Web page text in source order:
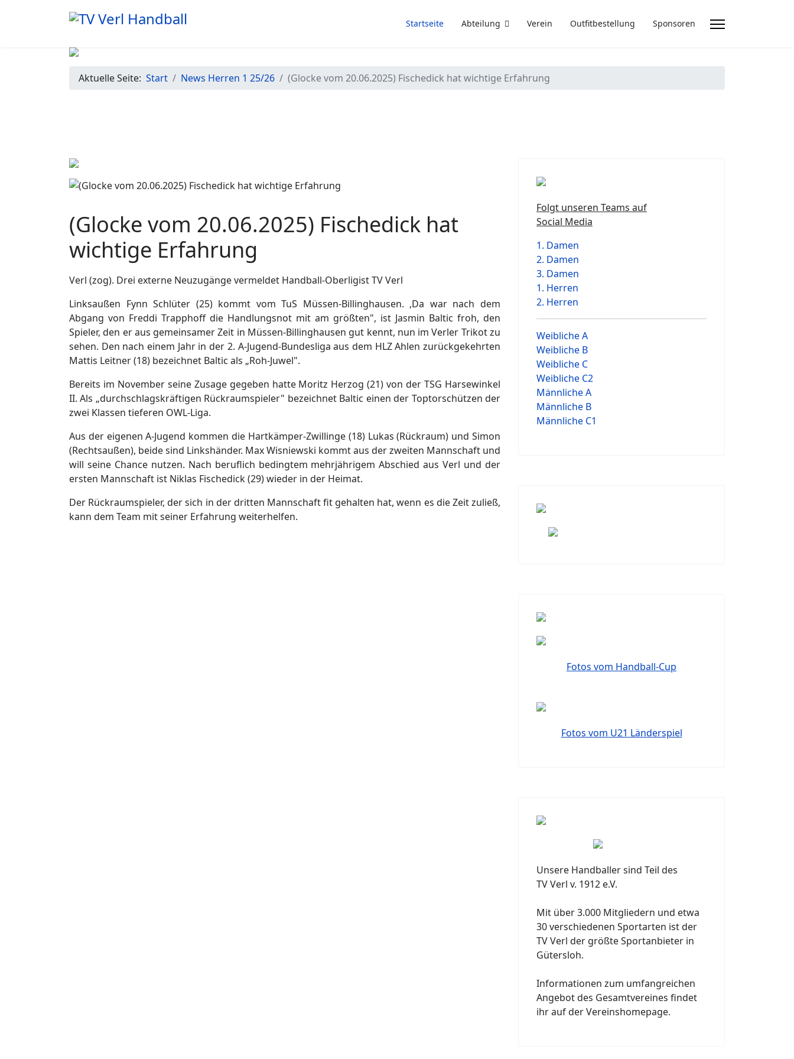
Startseite Abteilung Verein Outfitbestellung Sponsoren
Aktuelle Seite: Start News Herren 1 25/26 (Glocke vom 20.06.2025) Fischedick hat wichtige Erfahrung
(Glocke vom 20.06.2025) Fischedick hat
wichtige Erfahrung
Verl (zog). Drei externe Neuzugänge vermeldet Handball-Oberligist TV Verl
Linksaußen Fynn Schlüter (25) kommt vom TuS Müssen-Billinghausen. ,Da war nach dem
Abgang von Freddi Trapphoff die Handlungsnot mit am größten", ist Jasmin Baltic froh, den
Spieler, den er aus gemeinsamer Zeit in Müssen-Billinghausen gut kennt, nun im Verler Trikot zu
sehen. Den nach einem Jahr in der 2. A-Jugend-Bundesliga aus dem HLZ Ahlen zurückgekehrten
Mattis Leitner (18) bezeichnet Baltic als „Roh-Juwel".
Bereits im November seine Zusage gegeben hatte Moritz Herzog (21) von der TSG Harsewinkel
II. Als „durchschlagskräftigen Rückraumspieler" bezeichnet Baltic einen der Toptorschützen der
zwei Klassen tieferen OWL-Liga.
Aus der eigenen A-Jugend kommen die Hartkämper-Zwillinge (18) Lukas (Rückraum) und Simon
(Rechtsaußen), beide sind Linkshänder. Max Wisniewski kommt aus der zweiten Mannschaft und
will seine Chance nutzen. Nach beruflich bedingtem mehrjährigem Abschied aus Verl und der
ersten Mannschaft ist Niklas Fischedick (29) wieder in der Heimat.
Der Rückraumspieler, der sich in der dritten Mannschaft fit gehalten hat, wenn es die Zeit zuließ,
kann dem Team mit seiner Erfahrung weiterhelfen.
Folgt unseren Teams auf
Social Media
1. Damen
2. Damen
3. Damen
1. Herren
2. Herren
Weibliche A
Weibliche B
Weibliche C
Weibliche C2
Männliche A
Männliche B
Männliche C1
Fotos vom Handball-Cup
Fotos vom U21 Länderspiel
Unsere Handballer sind Teil des
TV Verl v. 1912 e.V.
Mit über 3.000 Mitgliedern und etwa
30 verschiedenen Sportarten ist der
TV Verl der größte Sportanbieter in
Gütersloh.
Informationen zum umfangreichen
Angebot des Gesamtvereines findet
ihr auf der Vereinshomepage.